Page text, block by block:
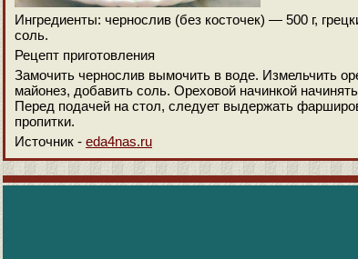
Ингредиенты: чернослив (без косточек) — 500 г,
соль.
Рецепт приготовления
Замочить чернослив вымочить в воде. Измельчить
майонез, добавить соль. Ореховой начинкой
Перед подачей на стол, следует выдержать
пропитки.
Источник - eda4nas.ru